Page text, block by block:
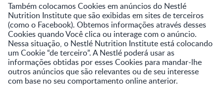
Também colocamos Cookies em anúncios do Nestlé
Nutrition Institute que são exibidas em sites de terceiros
(como o Facebook). Obtemos informações através desses
Cookies quando Você clica ou interage com o anúncio.
Nessa situação, o Nestlé Nutrition Institute está colocando
um Cookie “de terceiro”. A Nestlé poderá usar as
informações obtidas por esses Cookies para mandar-lhe
outros anúncios que são relevantes ou de seu interesse
com base no seu comportamento online anterior.